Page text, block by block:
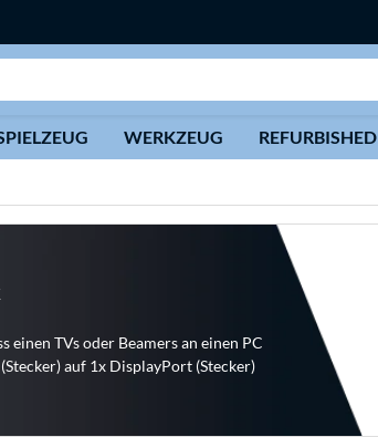
WERKZEUG REFURBISHED
einen TVs oder Beamers an einen PC
auf 1x DisplayPort (Stecker)